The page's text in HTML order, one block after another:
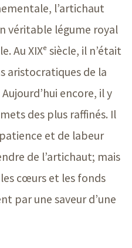
l’artichaut
véritable légume royal
Au XIXᵉ siècle, il n’était
aristocratiques de la
encore, il y
des plus raffinés. Il
et de labeur
de l’artichaut; mais
cœurs et les fonds
par une saveur d’une